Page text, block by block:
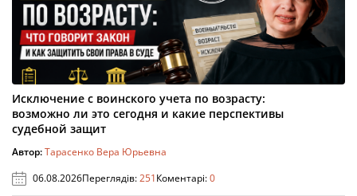
Исключение с воинского учета по возрасту:
возможно ли это сегодня и какие перспективы
судебной защит
Автор:Тарасенко Вера Юрьевна
06.08.2026Переглядів:251Коментарі:0